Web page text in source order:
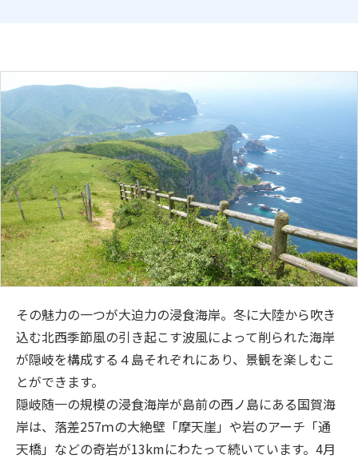
その魅力の一つが大迫力の浸食海岸。冬に大陸から吹き
込む北西季節風の引き起こす波風によって削られた海岸
が隠岐を構成する４島それぞれにあり、景観を楽しむこ
とができます。
隠岐随一の規模の浸食海岸が島前の西ノ島にある国賀海
岸は、落差257ｍの大絶壁「摩天崖」や岩のアーチ「通
天橋」などの奇岩が13kmにわたって続いています。4月